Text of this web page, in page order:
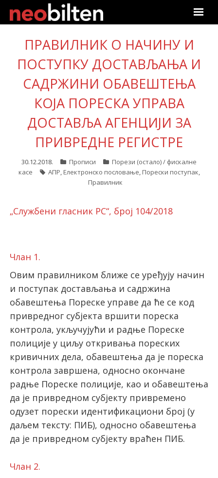
Почетна
Претрага
Актуелно
Подаци
Линкови
latinica
ПРАВИЛНИК О НАЧИНУ И
ПОСТУПКУ ДОСТАВЉАЊА И
САДРЖИНИ ОБАВЕШТЕЊА
КОЈA ПОРЕСКА УПРАВА
ДОСТАВЉА АГЕНЦИЈИ ЗА
ПРИВРЕДНЕ РЕГИСТРЕ
30.12.2018. Прописи
Порези (остало) / фискалне
касе
АПР, Електронско пословање, Порески поступак,
Правилник
„Службени гласник РС“, број 104/2018
Члан 1.
Овим правилником ближе се уређују начин
и поступак достављања и садржина
обавештења Пореске управе да ће се код
привредног субјекта вршити пореска
контрола, укључујући и радње Пореске
полиције у циљу откривања пореских
кривичних дела, обавештења да је пореска
контрола завршена, односно окончане
радње Пореске полиције, као и обавештења
да је привредном субјекту привремено
одузет порески идентификациони број (у
даљем тексту: ПИБ), односно обавештења
да је привредном субјекту враћен ПИБ.
Члан 2.